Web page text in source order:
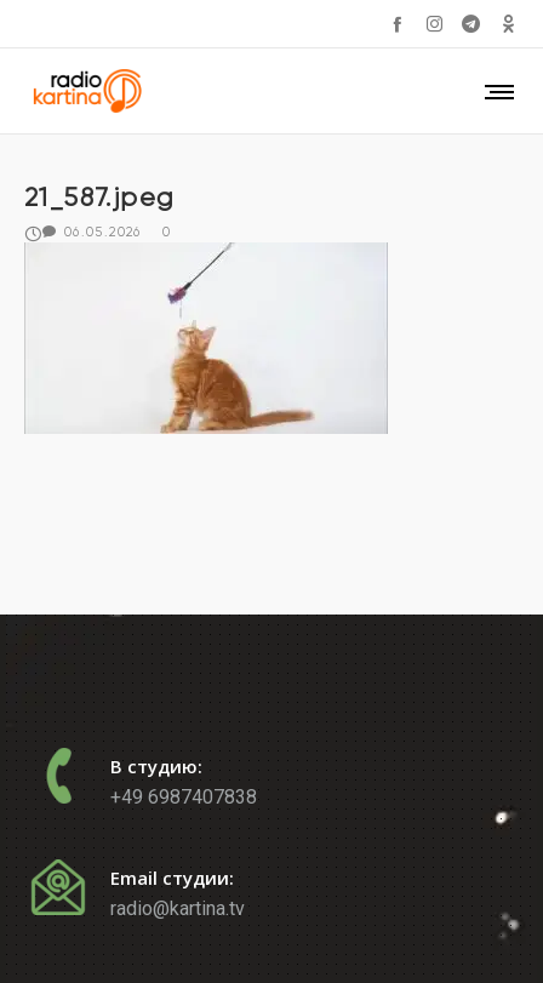
21_587.jpeg
06.05.2026 0
В студию:
+49 6987407838
Email студии:
radio@kartina.tv